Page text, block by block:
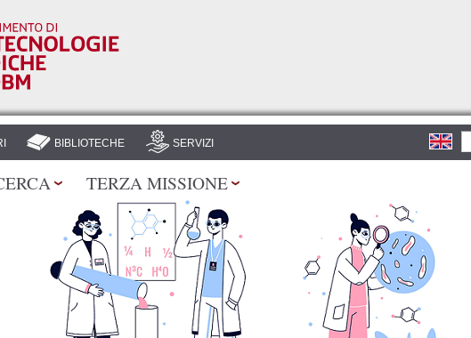
BIBLIOTECHE SERVIZI
TERZA MISSIONE